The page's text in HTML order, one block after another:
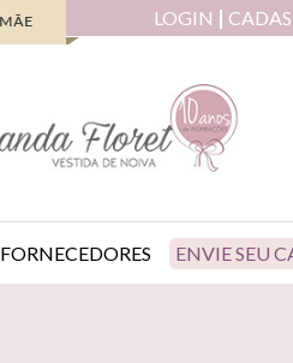
LOGIN
FORNECEDORES ENVIE SEU